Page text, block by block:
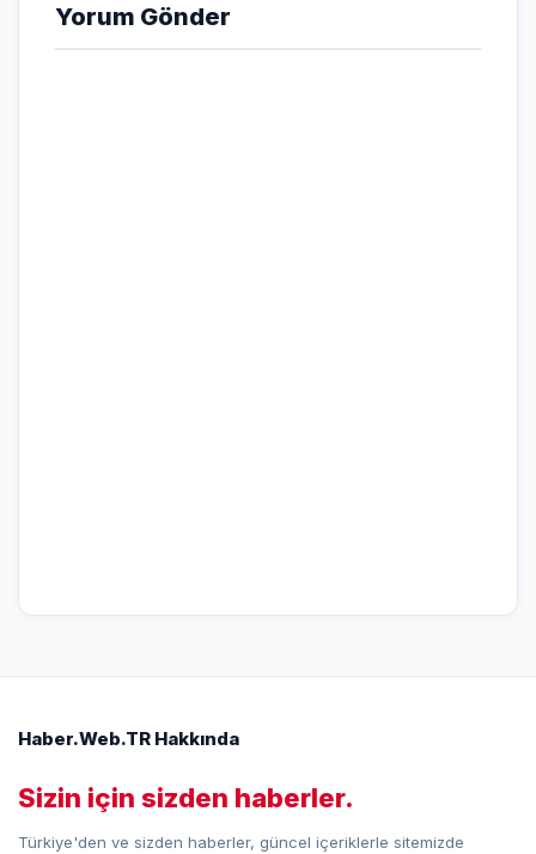
Yorum Gönder
Haber.Web.TR Hakkında
Sizin için sizden haberler.
Türkiye'den ve sizden haberler, güncel içeriklerle sitemizde